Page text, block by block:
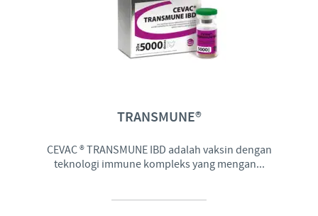
TRANSMUNE®
CEVAC ® TRANSMUNE IBD adalah vaksin dengan
teknologi immune kompleks yang mengan...